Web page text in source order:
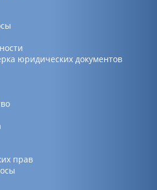
юридических документов
прав